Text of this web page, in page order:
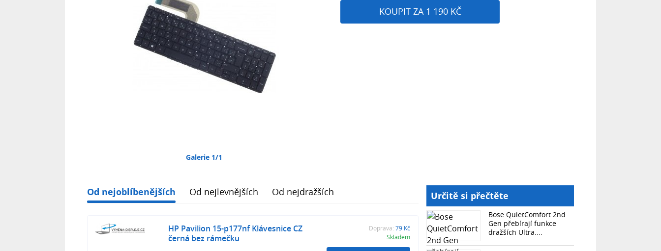
Galerie 1/1
KOUPIT ZA 1 190 KČ
Od nejoblíbenějších Od nejlevnějších Od nejdražších
HP Pavilion 15-p177nf Klávesnice CZ
černá bez rámečku
Doprava: 79 Kč
Skladem
Určitě si přečtěte
Bose QuietComfort 2nd
Gen přebírají funkce
dražších Ultra....